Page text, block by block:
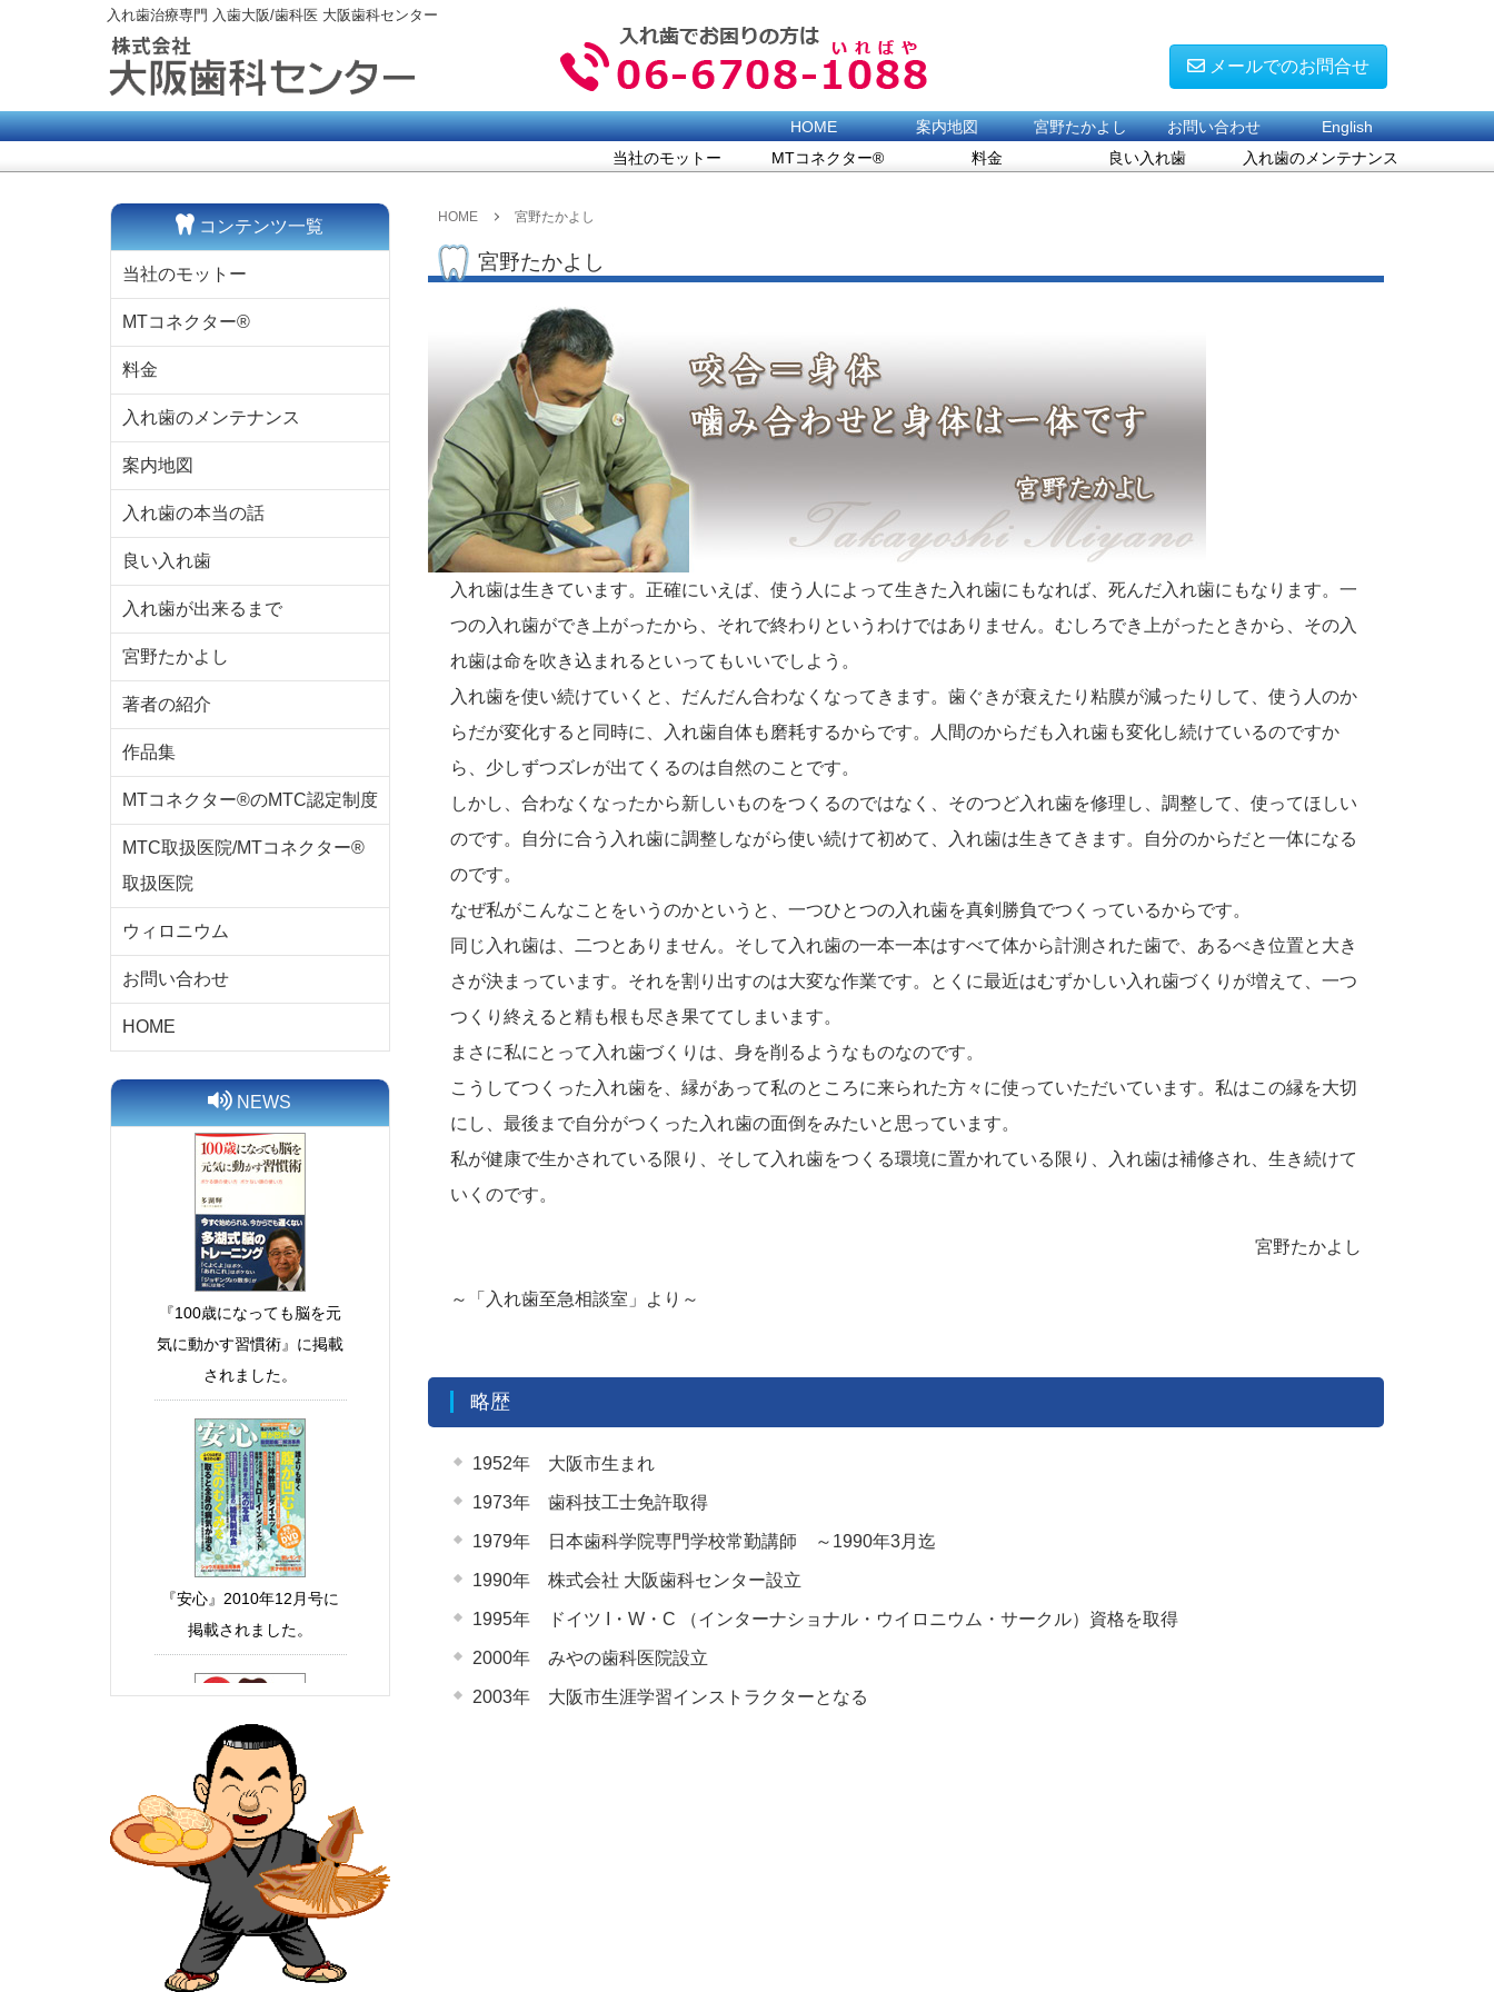
入れ歯治療専門 入歯大阪/歯科医 大阪歯科センター
メールでのお問合せ
English
お問い合わせ
宮野たかよし
案内地図
HOME
入れ歯のメンテナンス
良い入れ歯
料金
MTコネクター®
当社のモットー
HOME 宮野たかよし
宮野たかよし
入れ歯は生きています。正確にいえば、使う人によって生きた入れ歯にもなれば、死んだ入れ歯にもなります。一
つの入れ歯ができ上がったから、それで終わりというわけではありません。むしろでき上がったときから、その入
れ歯は命を吹き込まれるといってもいいでしよう。
入れ歯を使い続けていくと、だんだん合わなくなってきます。歯ぐきが衰えたり粘膜が減ったりして、使う人のか
らだが変化すると同時に、入れ歯自体も磨耗するからです。人間のからだも入れ歯も変化し続けているのですか
ら、少しずつズレが出てくるのは自然のことです。
しかし、合わなくなったから新しいものをつくるのではなく、そのつど入れ歯を修理し、調整して、使ってほしい
のです。自分に合う入れ歯に調整しながら使い続けて初めて、入れ歯は生きてきます。自分のからだと一体になる
のです。
なぜ私がこんなことをいうのかというと、一つひとつの入れ歯を真剣勝負でつくっているからです。
同じ入れ歯は、二つとありません。そして入れ歯の一本一本はすべて体から計測された歯で、あるべき位置と大き
さが決まっています。それを割り出すのは大変な作業です。とくに最近はむずかしい入れ歯づくりが増えて、一つ
つくり終えると精も根も尽き果ててしまいます。
まさに私にとって入れ歯づくりは、身を削るようなものなのです。
こうしてつくった入れ歯を、縁があって私のところに来られた方々に使っていただいています。私はこの縁を大切
にし、最後まで自分がつくった入れ歯の面倒をみたいと思っています。
私が健康で生かされている限り、そして入れ歯をつくる環境に置かれている限り、入れ歯は補修され、生き続けて
いくのです。
宮野たかよし
～「入れ歯至急相談室」より～
略歴
1952年 大阪市生まれ
1973年 歯科技工士免許取得
1979年 日本歯科学院専門学校常勤講師 ～1990年3月迄
1990年 株式会社 大阪歯科センター設立
1995年 ドイツ I・W・C （インターナショナル・ウイロニウム・サークル）資格を取得
2000年 みやの歯科医院設立
2003年 大阪市生涯学習インストラクターとなる
コンテンツ一覧
当社のモットー
MTコネクター®
料金
入れ歯のメンテナンス
案内地図
入れ歯の本当の話
良い入れ歯
入れ歯が出来るまで
宮野たかよし
著者の紹介
作品集
MTコネクター®のMTC認定制度
MTC取扱医院/MTコネクター®
取扱医院
ウィロニウム
お問い合わせ
HOME
NEWS